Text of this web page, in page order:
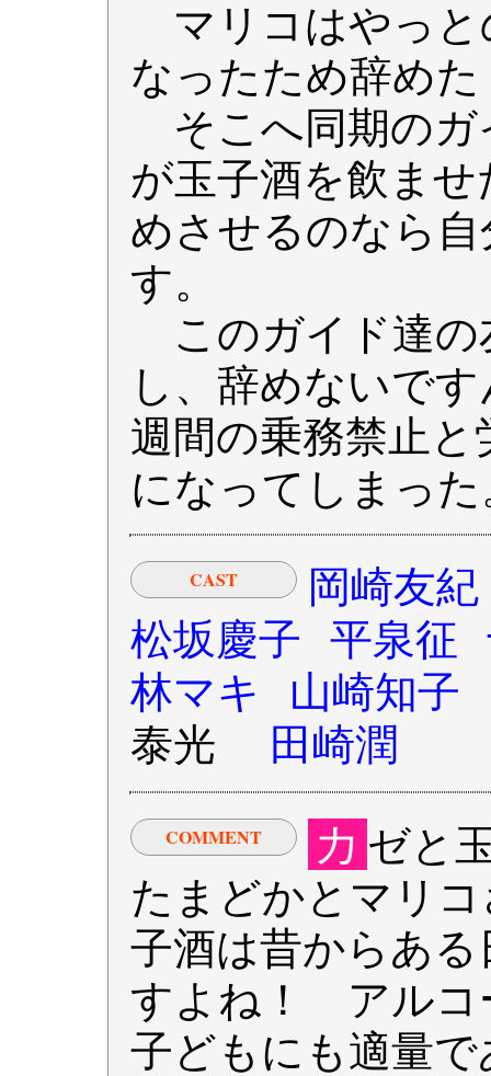
マリコはやっと
なったため辞め
そこへ同期のガ
が玉子酒を飲ま
めさせるのなら
す。
このガイド達の
し、辞めないで
週間の乗務禁止
になってしまった
CAST
岡崎友紀
松坂慶子
平泉征
林マキ
山崎知子
泰光
田崎潤
COMMENT カ ゼと
たまどかとマリ
子酒は昔からあ
すよね！ アルコ
子どもにも適量